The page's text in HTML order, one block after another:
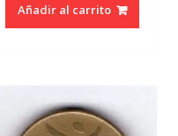
Añadir al carrito